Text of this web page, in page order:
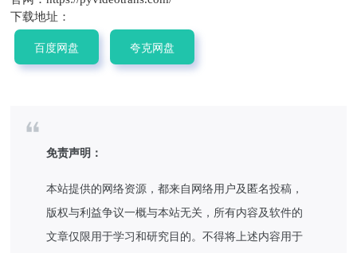
下载地址：
百度网盘 夸克网盘
免责声明：
本站提供的网络资源，都来自网络用户及匿名投稿，
版权与利益争议一概与本站无关，所有内容及软件的
文章仅限用于学习和研究目的。不得将上述内容用于